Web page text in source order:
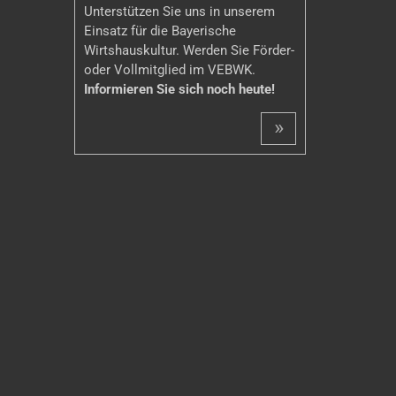
Unterstützen Sie uns in unserem
Einsatz für die Bayerische
Wirtshauskultur. Werden Sie Förder-
oder Vollmitglied im VEBWK.
Informieren Sie sich noch heute!
»